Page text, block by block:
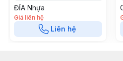
ĐĨA Nhựa
Giá liên hệ
Liên hệ